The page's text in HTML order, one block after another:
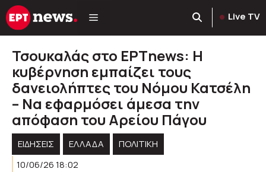
Μετάβαση
σε
Live TV
Τσουκαλάς στο ΕΡΤnews: Η
κυβέρνηση εμπαίζει τους
δανειολήπτες του Νόμου Κατσέλη
– Να εφαρμόσει άμεσα την
απόφαση του Αρείου Πάγου
ΕΙΔΗΣΕΙΣ ΕΛΛΑΔΑ
ΠΟΛΙΤΙΚΉ
10/06/26 18:02